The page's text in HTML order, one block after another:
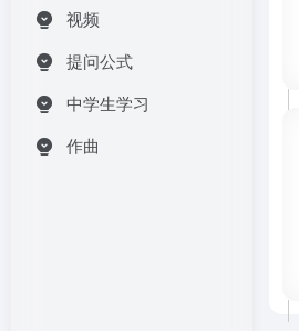
视频
提问公式
中学生学习
作曲